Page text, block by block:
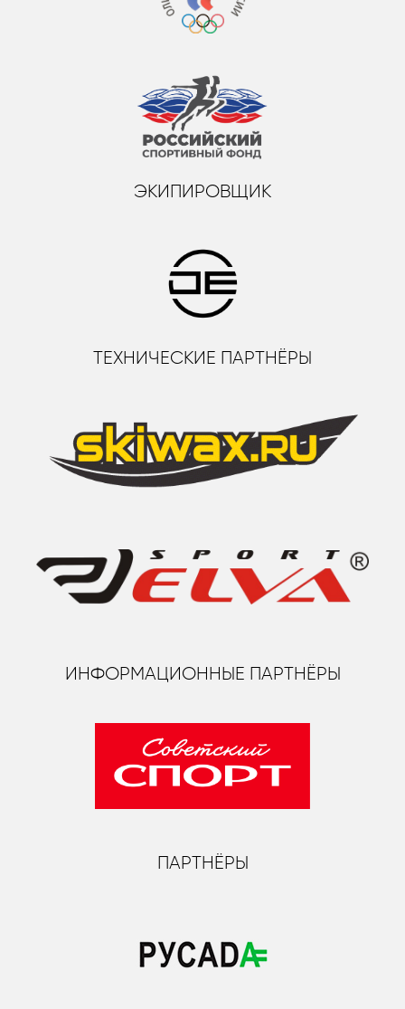
ЭКИПИРОВЩИК
ТЕХНИЧЕСКИЕ ПАРТНЁРЫ
ИНФОРМАЦИОННЫЕ ПАРТНЁРЫ
ПАРТНЁРЫ